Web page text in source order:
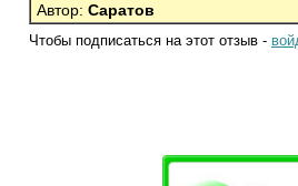
Автор: Саратов
Чтобы подписаться на этот отзыв -